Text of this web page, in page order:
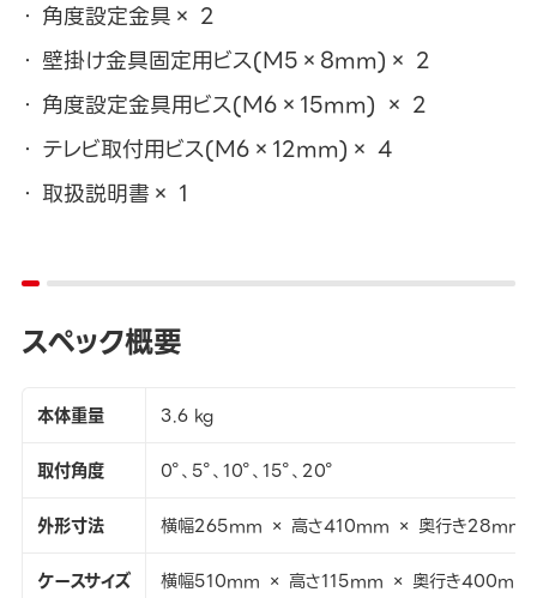
角度設定金具× 2
壁掛け金具固定用ビス(M5×8mm)× 2
角度設定金具用ビス(M6×15mm) × 2
テレビ取付用ビス(M6×12mm)× 4
取扱説明書× 1
スペック概要
本体重量
3.6 kg
取付角度
0°、5°、10°、15°、20°
外形寸法
横幅265mm × 高さ410mm × 奥行き28mm
ケースサイズ
横幅510mm × 高さ115mm × 奥行き400mm